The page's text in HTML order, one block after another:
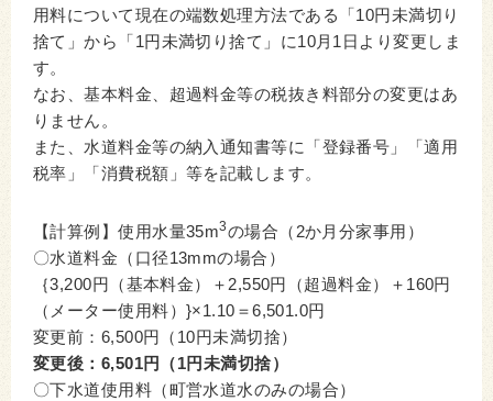
用料について現在の端数処理方法である「10円未満切り
捨て」から「1円未満切り捨て」に10月1日より変更しま
す。
なお、基本料金、超過料金等の税抜き料部分の変更はあ
りません。
また、水道料金等の納入通知書等に「登録番号」「適用
税率」「消費税額」等を記載します。
【計算例】使用水量35m3の場合（2か月分家事用）
〇水道料金（口径13mmの場合）
｛3,200円（基本料金）＋2,550円（超過料金）＋160円
（メーター使用料）}×1.10＝6,501.0円
変更前：6,500円（10円未満切捨）
変更後：6,501円（1円未満切捨）
〇下水道使用料（町営水道水のみの場合）